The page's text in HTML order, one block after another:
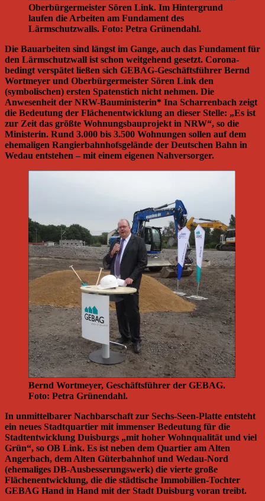
Oberbürgermeister Sören Link. Im Hintergrund
laufen die Arbeiten am Fundament des
Lärmschutzwalls. Foto: Petra Grünendahl.
Die Bauarbeiten sind längst im Gange, auch das Fundament für
den Lärmschutzwall ist schon weitgehend gesetzt. Corona-
bedingt verspätet ließen sich GEBAG-Geschäftsführer Bernd
Wortmeyer und Oberbürgermeister Sören Link den
(symbolischen) ersten Spatenstich nicht nehmen. Die
Anwesenheit der NRW-Bauministerin* Ina Scharrenbach zeigt
die Bedeutung der Flächenentwicklung an dieser Stelle: „Es ist
zur Zeit das größte Wohnungsbauprojekt in NRW“, so die
Ministerin. Rund 3.000 bis 3.500 Wohnungen sollen auf dem
ehemaligen Rangierbahnhofsgelände der Deutschen Bahn in
Wedau entstehen – mit einem eigenen Nahversorger.
Bernd Wortmeyer, Geschäftsführer der GEBAG.
Foto: Petra Grünendahl.
In unmittelbarer Nachbarschaft zur Sechs-Seen-Platte entsteht
ein neues Stadtquartier mit immenser Bedeutung für die
Stadtentwicklung Duisburgs „mit hoher Wohnqualität und viel
Grün“, so OB Link. Es ist neben dem Quartier am Alten
Angerbach, dem Alten Güterbahnhof und Wedau-Nord
(ehemaliges DB-Ausbesserungswerk) die vierte große
Flächenentwicklung, die die städtische Immobilien-Tochter
GEBAG Hand in Hand mit der Stadt Duisburg voran treibt.